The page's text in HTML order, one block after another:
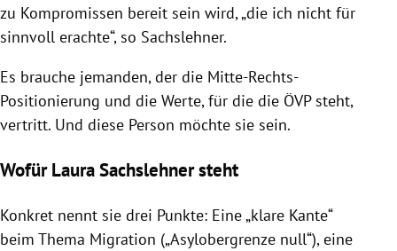
zu Kompromissen bereit sein wird, „die ich nicht für
sinnvoll erachte“, so Sachslehner.
Es brauche jemanden, der die Mitte-Rechts-
Positionierung und die Werte, für die die ÖVP steht,
vertritt. Und diese Person möchte sie sein.
Wofür Laura Sachslehner steht
Konkret nennt sie drei Punkte: Eine „klare Kante“
beim Thema Migration („Asylobergrenze null“), eine